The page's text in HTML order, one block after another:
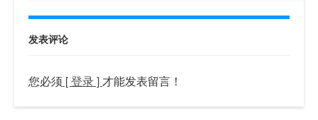
发表评论
您必须 [ 登录 ] 才能发表留言！